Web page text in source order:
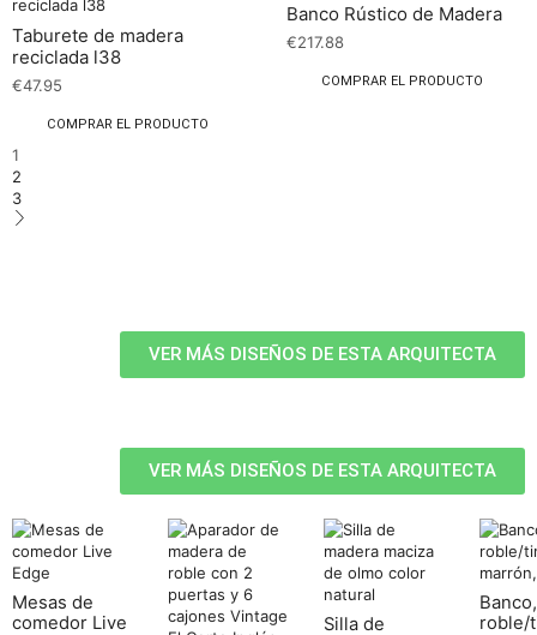
Taburete de madera
reciclada l38
€47.95
COMPRAR EL PRODUCTO
Banco Rústico de Madera
€217.88
COMPRAR EL PRODUCTO
1
2
3
VER MÁS DISEÑOS DE ESTA ARQUITECTA
VER MÁS DISEÑOS DE ESTA ARQUITECTA
Mesas de
comedor Live
Silla de
roble/